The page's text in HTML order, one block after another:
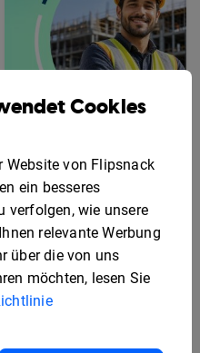
Cookies
Website von Flipsnack
ein besseres
verfolgen, wie unsere
relevante Werbung
über die von uns
möchten, lesen Sie